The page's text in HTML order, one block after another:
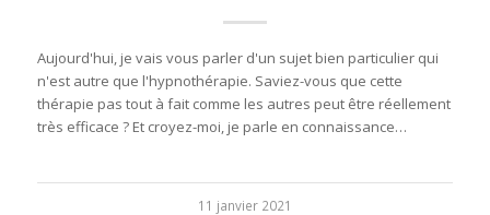
Aujourd'hui, je vais vous parler d'un sujet bien particulier qui
n'est autre que l'hypnothérapie. Saviez-vous que cette
thérapie pas tout à fait comme les autres peut être réellement
très efficace ? Et croyez-moi, je parle en connaissance…
11 janvier 2021